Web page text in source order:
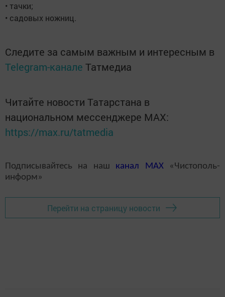
• тачки;
• садовых ножниц.
Следите за самым важным и интересным в
Telegram-канале Татмедиа
Читайте новости Татарстана в
национальном мессенджере MАХ:
https://max.ru/tatmedia
Подписывайтесь на наш канал MAX«Чистополь-
информ»
Перейти на страницу новости